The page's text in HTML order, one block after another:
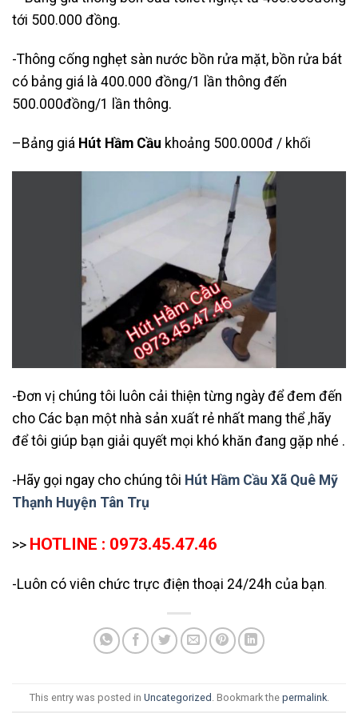
tới 500.000 đồng.
-Thông cống nghẹt sàn nước bồn rửa mặt, bồn rửa bát
có bảng giá là 400.000 đồng/1 lần thông đến
500.000đồng/1 lần thông.
–Bảng giá Hút Hầm Cầu khoảng 500.000đ / khối
-Đơn vị chúng tôi luôn cải thiện từng ngày để đem đến
cho Các bạn một nhà sản xuất rẻ nhất mang thể ,hãy
để tôi giúp bạn giải quyết mọi khó khăn đang gặp nhé .
-Hãy gọi ngay cho chúng tôi Hút Hầm Cầu Xã Quê Mỹ
Thạnh Huyện Tân Trụ
>> HOTLINE : 0973.45.47.46
-Luôn có viên chức trực điện thoại 24/24h của bạn.
This entry was posted in Uncategorized . Bookmark the permalink.